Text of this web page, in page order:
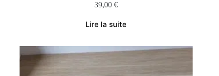
39,00€
Lire la suite